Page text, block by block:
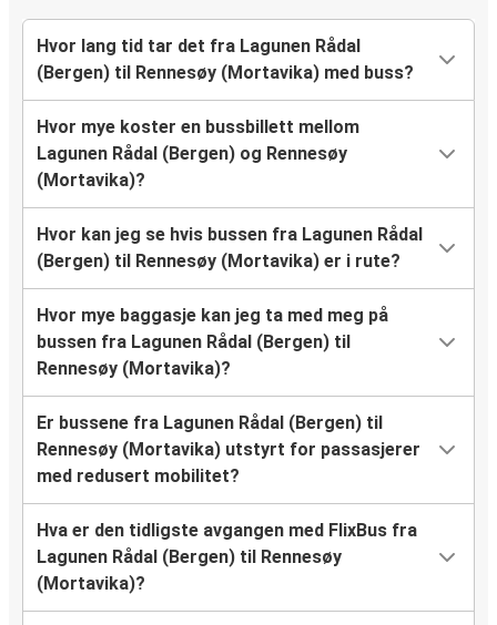
Hvor lang tid tar det fra Lagunen Rådal
(Bergen) til Rennesøy (Mortavika) med buss?
Hvor mye koster en bussbillett mellom
Lagunen Rådal (Bergen) og Rennesøy
(Mortavika)?
Hvor kan jeg se hvis bussen fra Lagunen Rådal
(Bergen) til Rennesøy (Mortavika) er i rute?
Hvor mye baggasje kan jeg ta med meg på
bussen fra Lagunen Rådal (Bergen) til
Rennesøy (Mortavika)?
Er bussene fra Lagunen Rådal (Bergen) til
Rennesøy (Mortavika) utstyrt for passasjerer
med redusert mobilitet?
Hva er den tidligste avgangen med FlixBus fra
Lagunen Rådal (Bergen) til Rennesøy
(Mortavika)?